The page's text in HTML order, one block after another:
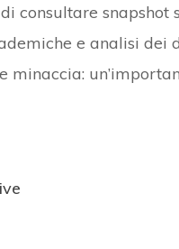
consultare
e analisi dei
minaccia:
Attacchi hacker e